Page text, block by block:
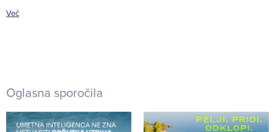
Več
Oglasna sporočila